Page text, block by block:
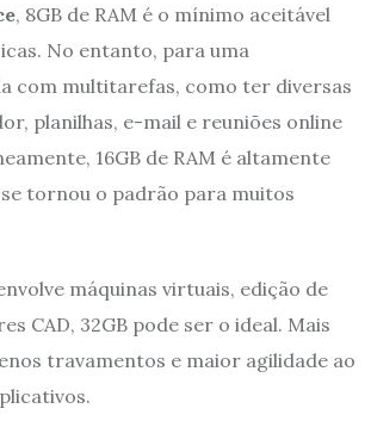
, 8GB de RAM é o mínimo aceitável
No entanto, para uma
com multitarefas, como ter diversas
planilhas, e-mail e reuniões online
16GB de RAM é altamente
tornou o padrão para muitos
máquinas virtuais, edição de
CAD, 32GB pode ser o ideal. Mais
travamentos e maior agilidade ao